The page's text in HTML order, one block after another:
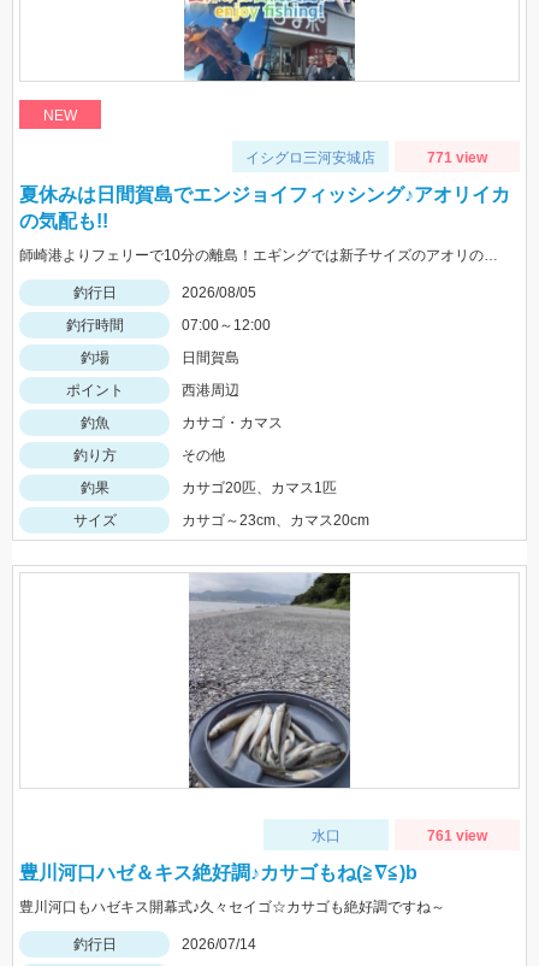
NEW
イシグロ三河安城店 771 view
夏休みは日間賀島でエンジョイフィッシング♪アオリイカ
の気配も!!
釣行日
2026/08/05
釣行時間
07:00～12:00
釣場
日間賀島
ポイント
西港周辺
釣魚
カサゴ・カマス
釣り方
その他
釣果
カサゴ20匹、カマス1匹
サイズ
カサゴ～23cm、カマス20cm
水口 761 view
豊川河口ハゼ＆キス絶好調♪カサゴもね(≧∇≦)b
豊川河口もハゼキス開幕式♪久々セイゴ☆カサゴも絶好調ですね～
釣行日
2026/07/14